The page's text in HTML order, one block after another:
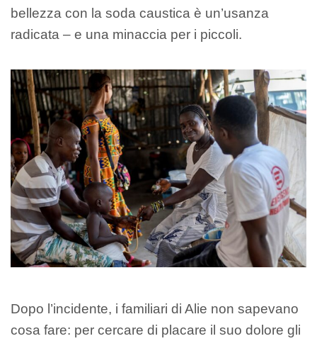
bellezza con la soda caustica è un’usanza
radicata – e una minaccia per i piccoli.
Dopo l’incidente, i familiari di Alie non sapevano
cosa fare: per cercare di placare il suo dolore gli